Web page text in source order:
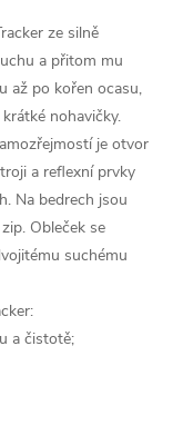
ze silně
a přitom mu
až po kořen ocasu,
nohavičky.
je otvor
a reflexní prvky
Na bedrech jsou
Obleček se
suchému
a čistotě;